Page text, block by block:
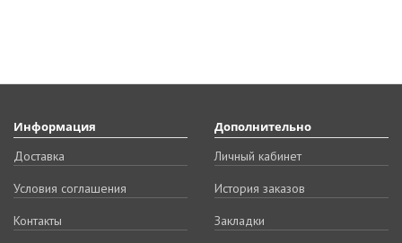
Информация
Доставка
Условия соглашения
Контакты
Дополнительно
Личный кабинет
История заказов
Закладки